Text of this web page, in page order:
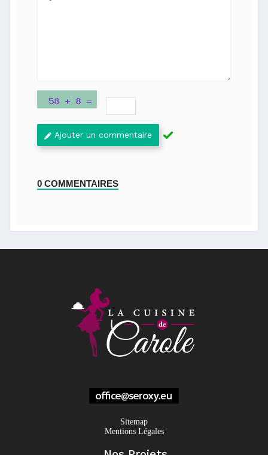
Ajouter un commentaire
0 COMMENTAIRES
Sitemap
Mentions Légales